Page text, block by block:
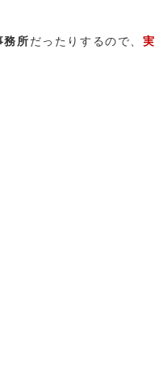
務所だったりするので、実